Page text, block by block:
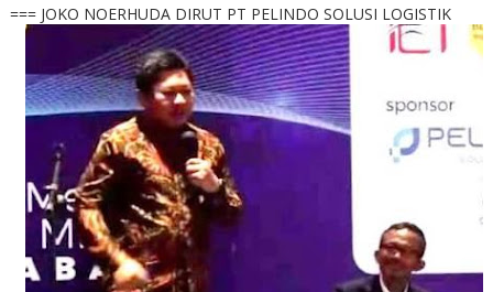
=== JOKO NOERHUDA DIRUT PT PELINDO SOLUSI LOGISTIK